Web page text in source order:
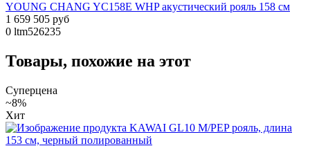
YOUNG CHANG YC158E WHP акустический рояль 158 см
1 659 505 руб
0 ltm526235
Товары, похожие на этот
Суперцена
~8%
Хит